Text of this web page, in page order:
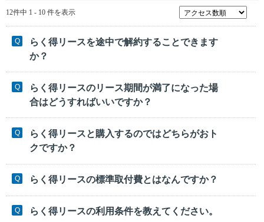
12件中 1 - 10 件を表示
らく得リースを途中で解約することできます
か？
らく得リースのリース期間が満了になった場
合はどうすればいいですか？
らく得リースと購入するのではどちらがおト
クですか？
らく得リースの標準取付費とはなんですか？
らく得リースの利用条件を教えてください。